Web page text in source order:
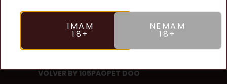
O NAMA KONTAKT NEWSLETTER
VOLVER BY 105PAOPET DOO
IMAM
18+
NEMAM
18+